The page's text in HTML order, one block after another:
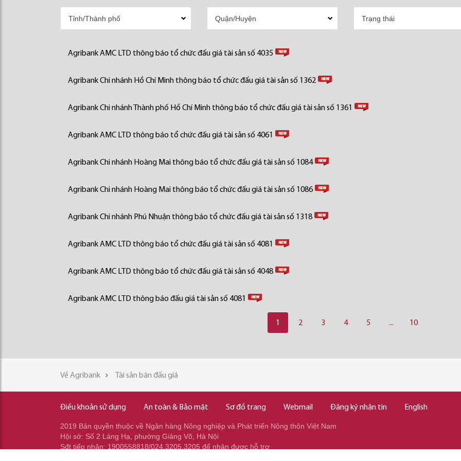
Agribank AMC LTD thông báo tổ chức đấu giá tài sản số 4035
Agribank Chi nhánh Hồ Chí Minh thông báo tổ chức đấu giá tài sản số 1362
Agribank Chi nhánh Thành phố Hồ Chí Minh thông báo tổ chức đấu giá tài sản số 1361
Agribank AMC LTD thông báo tổ chức đấu giá tài sản số 4061
Agribank Chi nhánh Hoàng Mai thông báo tổ chức đấu giá tài sản số 1084
Agribank Chi nhánh Hoàng Mai thông báo tổ chức đấu giá tài sản số 1086
Agribank Chi nhánh Phú Nhuận thông báo tổ chức đấu giá tài sản số 1318
Agribank AMC LTD thông báo tổ chức đấu giá tài sản số 4081
Agribank AMC LTD thông báo tổ chức đấu giá tài sản số 4048
Agribank AMC LTD thông báo đấu giá tài sản số 4081
1 2 3 4 5 ... 10
Về Agribank Tài sản bán đấu giá
Điều khoản sử dụng An toàn & Bảo mật Sơ đồ trang Webmail Đăng ký nhận tin English
2019 Bản quyền thuộc về Ngân hàng Nông nghiệp và Phát triển Nông thôn Việt Nam
Hội sở: Số 2 Láng Hạ, phường Giảng Võ, Hà Nội
Sđt tiếp nhận: 1900558818/024.3205.3205 để nhận được hỗ trợ